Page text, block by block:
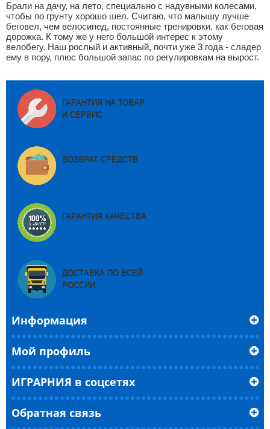
Брали на дачу, на лето, специально с надувными колесами,
чтобы по грунту хорошо шел. Считаю, что малышу лучше
беговел, чем велосипед, постоянные тренировки, как беговая
дорожка. К тому же у него большой интерес к этому
велобегу. Наш рослый и активный, почти уже 3 года - сладер
ему в пору, плюс большой запас по регулировкам на вырост.
ГАРАНТИЯ НА ТОВАР
И СЕРВИС
ВОЗВРАТ СРЕДСТВ
ГАРАНТИЯ КАЧЕСТВА
ДОСТАВКА ПО ВСЕЙ
РОССИИ
Информация
Мой профиль
ИГРАРНИЯ в соцсетях
Обратная связь